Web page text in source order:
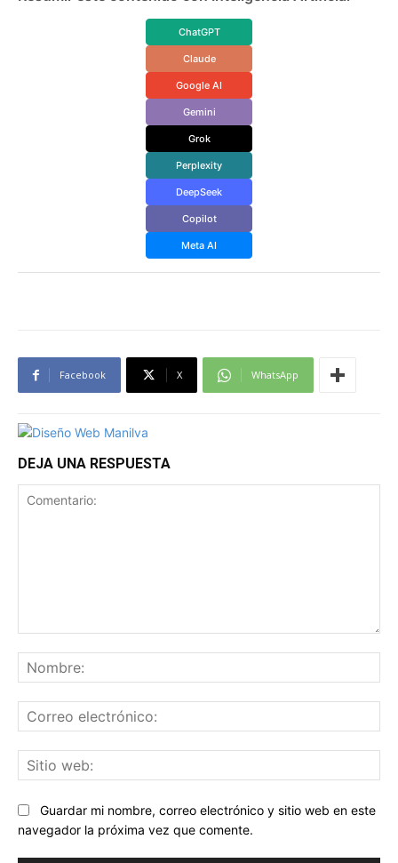
ChatGPT
Claude
Google AI
Gemini
Grok
Perplexity
DeepSeek
Copilot
Meta AI
Facebook X WhatsApp
DEJA UNA RESPUESTA
Guardar mi nombre, correo electrónico y sitio web en este
navegador la próxima vez que comente.